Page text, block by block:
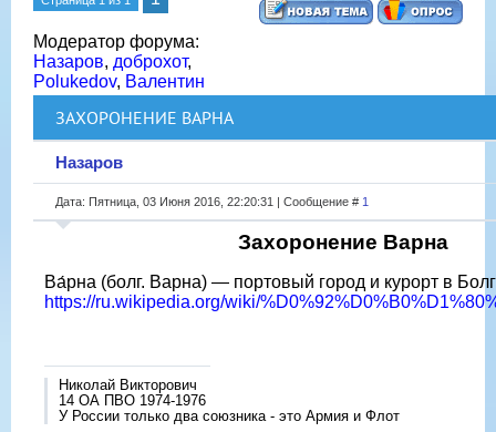
Модератор форума:
Назаров, доброхот,
Polukedov, Валентин
ЗАХОРОНЕНИЕ ВАРНА
Назаров
Дата: Пятница, 03 Июня 2016, 22:20:31 | Сообщение # 1
Захоронение Варна
Ва́рна (болг. Варна) — портовый город и курорт в
https://ru.wikipedia.org/wiki/
Николай Викторович
14 ОА ПВО 1974-1976
У России только два союзника - это Армия и Флот